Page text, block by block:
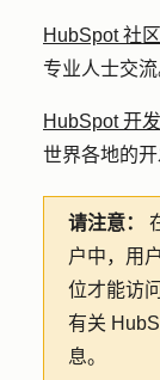
HubSpot 社区
专业人士交流
HubSpot 开
世界各地的
请注意：
户中，用
位才能访
有关
息。